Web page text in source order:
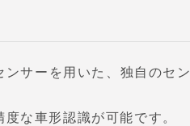
サーを用いた、独自のセン
な車形認識が可能です。